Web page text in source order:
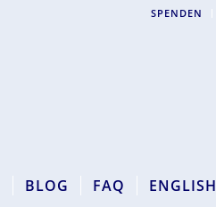
SPENDEN
BLOG FAQ ENGLISH